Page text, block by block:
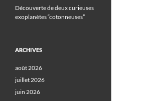
Découverte de deux curieuses
exoplanètes “cotonneuses”
ARCHIVES
août 2026
juillet 2026
juin 2026